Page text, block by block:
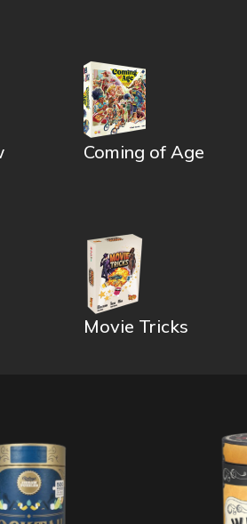
Coming of Age
Movie Tricks